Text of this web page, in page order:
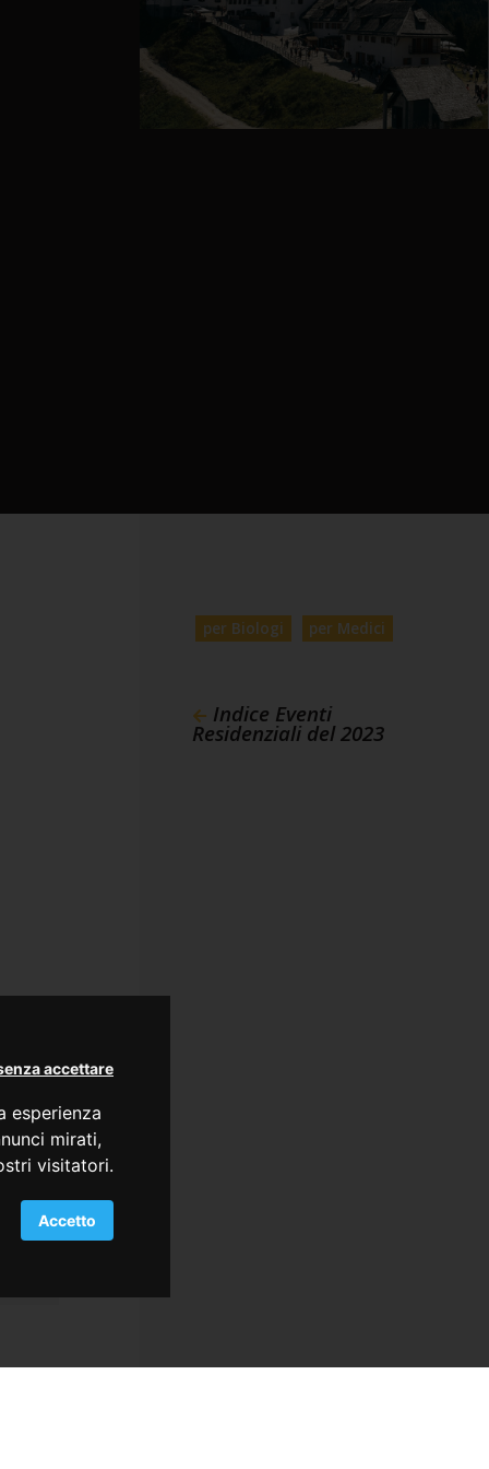
esperienza
mirati,
visitatori.
Accetto
accettare
per Biologi per Medici
Indice Eventi
Residenziali del 2023